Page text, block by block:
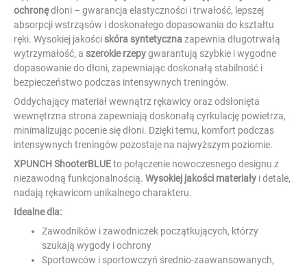
ochronędłoni – gwarancja elastyczności i trwałość, lepszej
absorpcji wstrząsów i doskonałego dopasowania do kształtu
ręki. Wysokiej jakościskóra syntetycznazapewnia długotrwałą
wytrzymałość, a szerokie rzepygwarantują szybkie i wygodne
dopasowanie do dłoni, zapewniając doskonałą stabilność i
bezpieczeństwo podczas intensywnych treningów.
Oddychający materiał wewnątrz rękawicy oraz odsłonięta
wewnętrzna strona zapewniają doskonałą cyrkulację powietrza,
minimalizując pocenie się dłoni. Dzięki temu, komfort podczas
intensywnych treningów pozostaje na najwyższym poziomie.
XPUNCH ShooterBLUEto połączenie nowoczesnego designu z
niezawodną funkcjonalnością. Wysokiej jakości materiały i detale,
nadają rękawicom unikalnego charakteru.
Idealne dla:
Zawodników i zawodniczek początkujących, którzy
szukają wygody i ochrony
Sportowców i sportowczyń średnio-zaawansowanych,